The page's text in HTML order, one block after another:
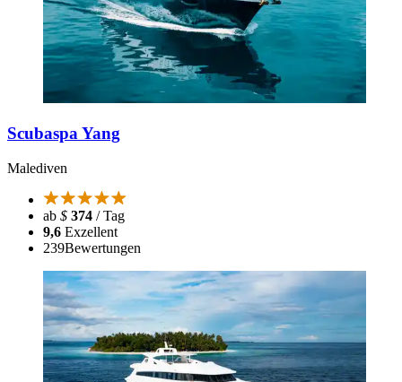
Scubaspa Yang
Malediven
ab $ 374 / Tag
9,6 Exzellent
239Bewertungen